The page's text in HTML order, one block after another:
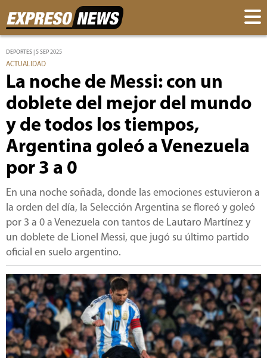
DEPORTES | 5 SEP 2025
ACTUALIDAD
La noche de Messi: con un
doblete del mejor del mundo
y de todos los tiempos,
Argentina goleó a Venezuela
por 3 a 0
En una noche soñada, donde las emociones estuvieron a
la orden del día, la Selección Argentina se floreó y goleó
por 3 a 0 a Venezuela con tantos de Lautaro Martínez y
un doblete de Lionel Messi, que jugó su último partido
oficial en suelo argentino.